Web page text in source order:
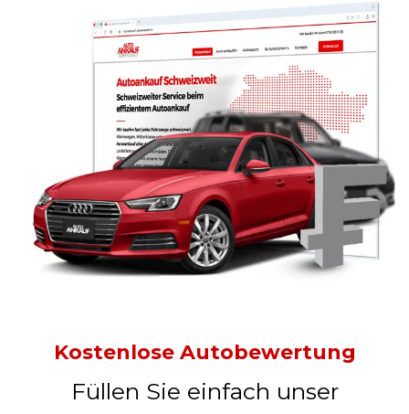
Kostenlose Autobewertung
Füllen Sie einfach unser